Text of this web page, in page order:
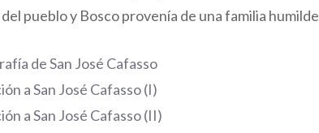
pueblo y Bosco provenía de una familia
de San José Cafasso
a San José Cafasso (I)
a San José Cafasso (II)